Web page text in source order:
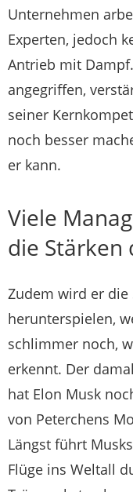
Unternehmen
Experten, jedoch
Antrieb mit
angegriffen,
seiner
noch besser
er kann.
Viele
die Stärken
Zudem wird er die
herunterspielen,
schlimmer noch,
erkennt. Der
hat Elon Musk
von Peterchens
Längst führt
Flüge ins Weltall